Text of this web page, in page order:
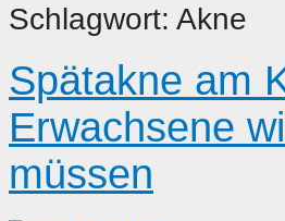
Schlagwort: Akne
Spätakne am
Erwachsene
müssen